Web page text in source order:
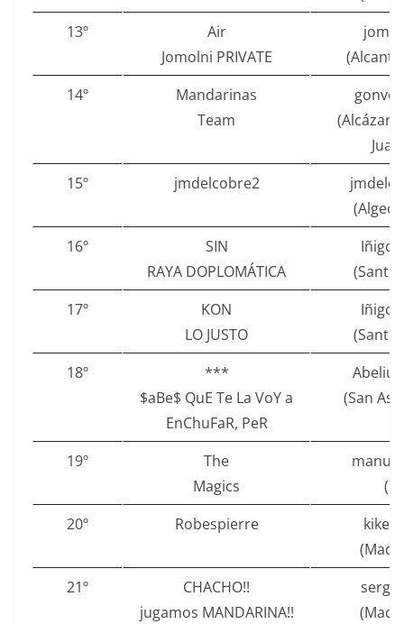
13º
Air
Jomolni PRIVATE
14º
Mandarinas
Team
(Alcázar
15º
jmdelcobre2
16º
SIN
RAYA DOPLOMÁTICA
17º
KON
LO JUSTO
18º
***
$aBe$ QuE Te La VoY a
EnChuFaR, PeR
(San
19º
The
Magics
()
20º
Robespierre
21º
CHACHO!!
jugamos MANDARINA!!